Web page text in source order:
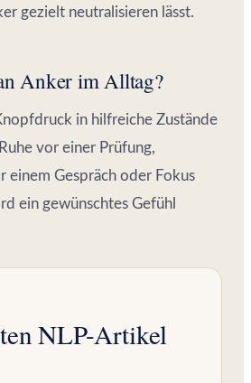
gezielt neutralisieren lässt.
Anker im Alltag?
in hilfreiche Zustände
vor einer Prüfung,
einem Gespräch oder Fokus
ein gewünschtes Gefühl
NLP-Artikel